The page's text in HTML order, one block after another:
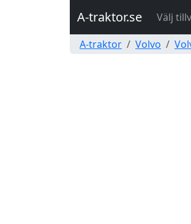
A-traktor.se Välj
A-traktor
Volvo